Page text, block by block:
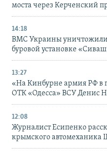
моста через Керченский
14:18
ВМС Украины уничтожили
буровой установке
13:27
«На Кинбурне армия РФ в
ОТК «Одесса» ВСУ Денис
12:08
Журналист Есипенко
крымского автомеханика